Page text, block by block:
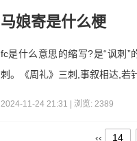
马娘寄是什么梗
fc是什么意思的缩写?是“讽刺
刺。《周礼》三刺,事叙相达,若
2024-11-24 21:31 | 浏览: 2389
‹‹ 14